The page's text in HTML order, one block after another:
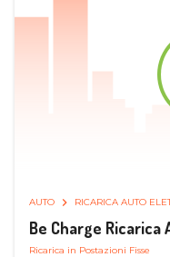
AUTO RICARICA AUTO
Be Charge
Ricarica in Postazioni Fisse